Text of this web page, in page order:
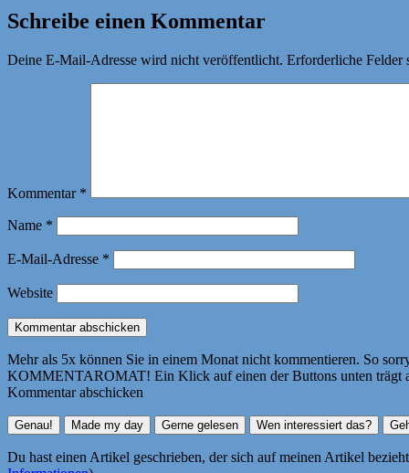
Schreibe einen Kommentar
Deine E-Mail-Adresse wird nicht veröffentlicht. Erforderliche Felder
Kommentar *
Name *
E-Mail-Adresse *
Website
Mehr als 5x können Sie in einem Monat nicht kommentieren. So
KOMMENTAROMAT! Ein Klick auf einen der Buttons unten trägt
Kommentar abschicken
Du hast einen Artikel geschrieben, der sich auf meinen Artikel